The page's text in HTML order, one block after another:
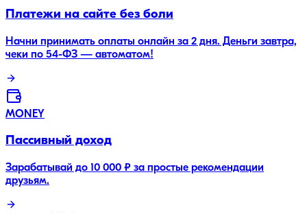
Платежи на сайте без боли
Начни принимать оплаты онлайн за 2 дня. Деньги завтра,
чеки по 54-ФЗ — автоматом!
MONEY
Пассивный доход
Зарабатывай до 10 000 ₽ за простые рекомендации
друзьям.